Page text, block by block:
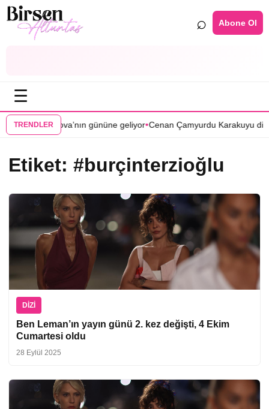
⌕ Abone Ol
☰
TRENDLER
Çukurova’nın gününe geliyor•Cenan Çamyurdu Karakuyu dizisinde
Etiket: #burçinterzioğlu
DIZI
Ben Leman’ın yayın günü 2. kez değişti, 4 Ekim
Cumartesi oldu
28 Eylül 2025